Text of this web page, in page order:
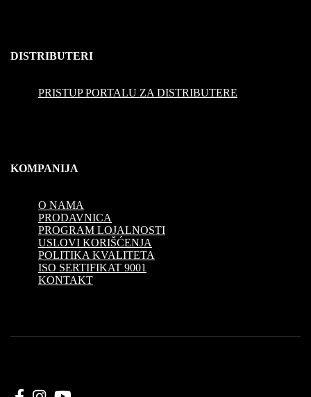
DISTRIBUTERI
PRISTUP PORTALU ZA DISTRIBUTERE
KOMPANIJA
O NAMA
PRODAVNICA
PROGRAM LOJALNOSTI
USLOVI KORIŠĆENJA
POLITIKA KVALITETA
ISO SERTIFIKAT 9001
KONTAKT